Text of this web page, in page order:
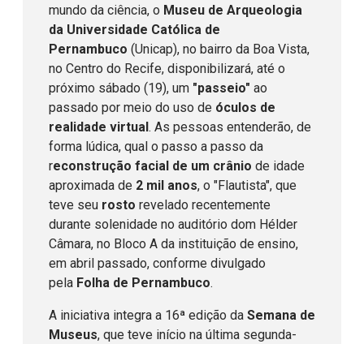
mundo da ciência, o Museu de Arqueologia
da Universidade Católica de
Pernambuco (Unicap), no bairro da Boa Vista,
no Centro do Recife, disponibilizará, até o
próximo sábado (19), um "passeio" ao
passado por meio do uso de óculos de
realidade virtual. As pessoas entenderão, de
forma lúdica, qual o passo a passo da
reconstrução facial de um crânio de idade
aproximada de 2 mil anos, o "Flautista", que
teve seu rosto revelado recentemente
durante solenidade no auditório dom Hélder
Câmara, no Bloco A da instituição de ensino,
em abril passado, conforme divulgado
pela Folha de Pernambuco.
A iniciativa integra a 16ª edição da Semana de
Museus, que teve início na última segunda-